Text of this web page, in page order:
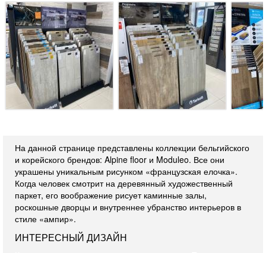
На данной странице представлены коллекции бельгийского
и корейского брендов: Alpine floor и Moduleo. Все они
украшены уникальным рисунком «французская елочка».
Когда человек смотрит на деревянный художественный
паркет, его воображение рисует каминные залы,
роскошные дворцы и внутреннее убранство интерьеров в
стиле «ампир».
ИНТЕРЕСНЫЙ ДИЗАЙН